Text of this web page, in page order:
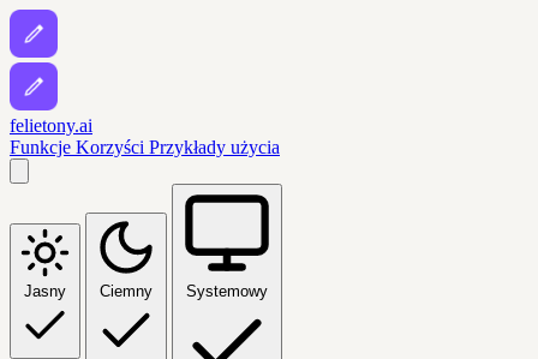
felietony.ai
Funkcje Korzyści Przykłady użycia
Jasny Ciemny Systemowy